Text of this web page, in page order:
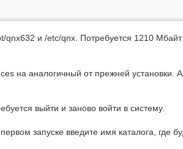
и /etc/qnx. Потребуется 1210 Мбайт
на аналогичный от прежней установки.
выйти и заново войти в систему.
запуске введите имя каталога, где